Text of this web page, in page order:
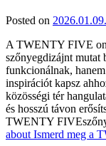
Posted on 2026.01.09.
A TWENTY FIVE
szőnyegdizájnt mutat
funkcionálnak,
inspirációt kapsz
közösségi tér
és hosszú távon
TWENTY
about Ismerd meg a